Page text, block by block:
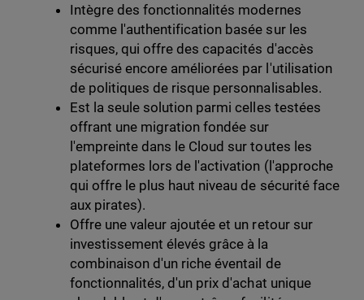
Intègre des fonctionnalités modernes
comme l'authentification basée sur les
risques, qui offre des capacités d'accès
sécurisé encore améliorées par l'utilisation
de politiques de risque personnalisables.
Est la seule solution parmi celles testées
offrant une migration fondée sur
l'empreinte dans le Cloud sur toutes les
plateformes lors de l'activation (l'approche
qui offre le plus haut niveau de sécurité face
aux pirates).
Offre une valeur ajoutée et un retour sur
investissement élevés grâce à la
combinaison d'un riche éventail de
fonctionnalités, d'un prix d'achat unique